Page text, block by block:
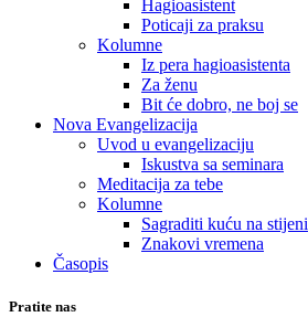
Hagioasistent
Poticaji za praksu
Kolumne
Iz pera hagioasistenta
Za ženu
Bit će dobro, ne boj se
Nova Evangelizacija
Uvod u evangelizaciju
Iskustva sa seminara
Meditacija za tebe
Kolumne
Sagraditi kuću na stijeni
Znakovi vremena
Časopis
Pratite nas